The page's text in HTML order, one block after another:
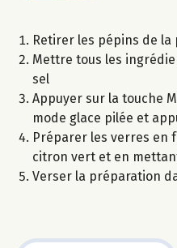
Retirer les pépins de la
Mettre tous les
sel
Appuyer sur la touche
mode glace pilée et
Préparer les verres en
citron vert et en
Verser la préparation